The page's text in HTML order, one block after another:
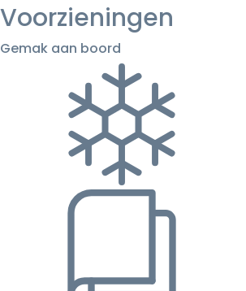
Voorzieningen
Gemak aan boord